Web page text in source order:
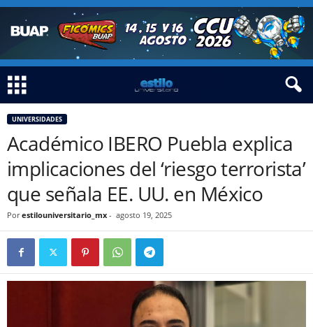
UNIVERSIDADES
Académico IBERO Puebla explica
implicaciones del ‘riesgo terrorista’
que señala EE. UU. en México
Por estilouniversitario_mx - agosto 19, 2025